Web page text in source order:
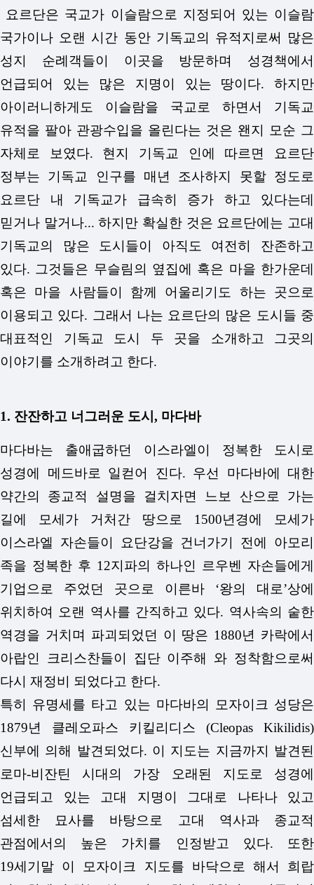
요르단은 국교가 이슬람으로 지정되어 있는 이슬람
국가이나 오랜 시간 동안 기독교의 유적지로써 많은
성지 순례객들이 이곳을 방문하며 성경책에서
언급되어 있는 많은 지명이 있는 땅이다. 하지만
아이러니하게도 이슬람을 국교로 하면서 기독교
유적을 팔아 관광수입을 올린다는 것은 왠지 모순 그
자체로 보였다. 현지 기독교 인에 따르면 요르단
정부는 기독교 인구를 매년 조사하지 못할 정도로
요르단 내 기독교가 급속히 증가 하고 있다는데
믿거나 말거나... 하지만 확실한 것은 요르단에는 고대
기독교의 많은 도시들이 아직도 여전히 잔존하고
있다. 그것들은 무슬림의 옆집에 혹은 마을 한가운데
혹은 마을 사람들이 함께 어울리기도 하는 곳으로
이용되고 있다. 그래서 나는 요르단의 많은 도시들 중
대표적인 기독교 도시 두 곳을 소개하고 그곳의
이야기를 소개하려고 한다.
1. 잔잔하고 너그러운 도시, 마다바
마다바는 출애굽하던 이스라엘이 정복한 도시로
성경에 메드바로 일컫어 진다. 우선 마다바에 대한
약간의 종교적 설명을 걸치자면 느보 산으로 가는
길에 모세가 거처간 땅으로 1500년경에 모세가
이스라엘 자손들이 요단강을 건너가기 전에 아모리
족을 정복한 후 12지파의 하나인 르우벤 자손들에게
기업으로 주었던 곳으로 이른바 ‘왕의 대로’상에
위치하여 오랜 역사를 간직하고 있다. 역사속의 숱한
역경을 거치며 파괴되었던 이 땅은 1880년 카락에서
아랍인 크리스찬들이 집단 이주해 와 정착함으로써
다시 재정비 되었다고 한다.
특히 유명세를 타고 있는 마다바의 모자이크 성당은
1879년 클레오파스 키킬리디스 (Cleopas Kikilidis)
신부에 의해 발견되었다. 이 지도는 지금까지 발견된
로마-비잔틴 시대의 가장 오래된 지도로 성경에
언급되고 있는 고대 지명이 그대로 나타나 있고
섬세한 묘사를 바탕으로 고대 역사과 종교적
관점에서의 높은 가치를 인정받고 있다. 또한
19세기말 이 모자이크 지도를 바닥으로 해서 희랍